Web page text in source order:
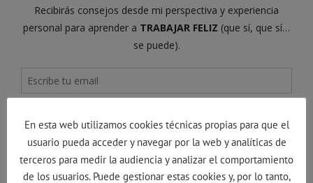
En esta web utilizamos cookies técnicas propias para que el
usuario pueda acceder y navegar por la web y analíticas de
terceros para medir la audiencia y analizar el comportamiento
de los usuarios. Puede gestionar estas cookies y, por lo tanto,